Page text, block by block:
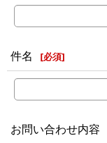
件名 [必須]
お問い合わせ内容